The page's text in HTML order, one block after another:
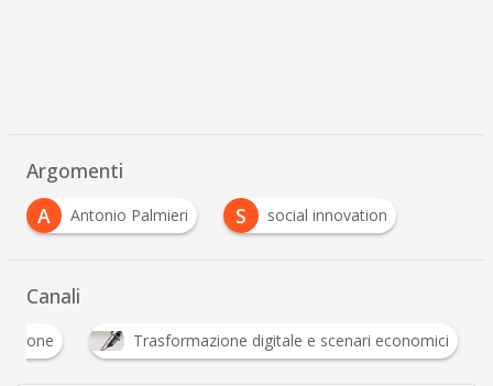
Argomenti
A
Antonio Palmieri S social innovation
Canali
Innovazione Trasformazione digitale e scenari